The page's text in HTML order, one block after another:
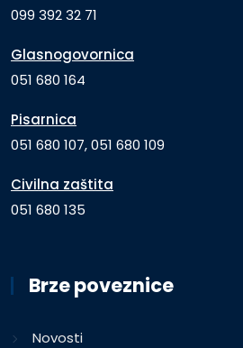
099 392 32 71
Glasnogovornica
051 680 164
Pisarnica
051 680 107, 051 680 109
Civilna zaštita
051 680 135
Brze poveznice
Novosti